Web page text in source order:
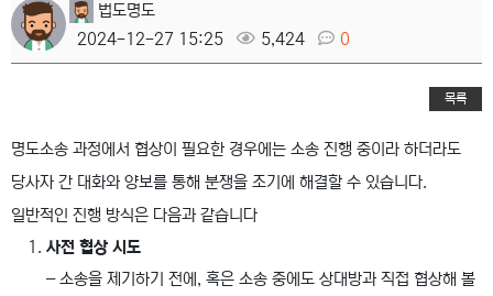
법도명도
2024-12-27 15:25
5,424 0
목록
명도소송 과정에서 협상이 필요한 경우에는 소송 진행 중이라 하더라도
당사자 간 대화와 양보를 통해 분쟁을 조기에 해결할 수 있습니다.
일반적인 진행 방식은 다음과 같습니다
사전 협상 시도
– 소송을 제기하기 전에, 혹은 소송 중에도 상대방과 직접 협상해 볼